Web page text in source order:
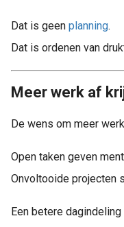
Dat is geen planning.
Dat is ordenen van
Meer werk af
De wens om meer
Open taken geven
Onvoltooide projecten
Een betere